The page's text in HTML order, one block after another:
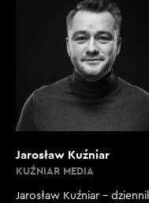
Jarosław Kuźniar
KUŹNIAR MEDIA
Jarosław Kuźniar –